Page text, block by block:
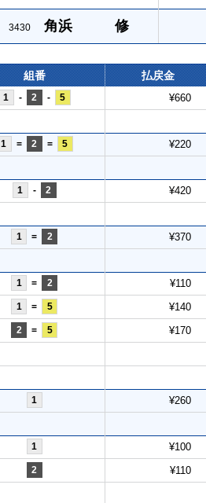
3430 角浜 修
組番 払戻金
1 - 2 - 5 ¥660
1 = 2 = 5 ¥220
1 - 2 ¥420
1 = 2 ¥370
1 = 2 ¥110
1 = 5 ¥140
2 = 5 ¥170
1 ¥260
1 ¥100
2 ¥110